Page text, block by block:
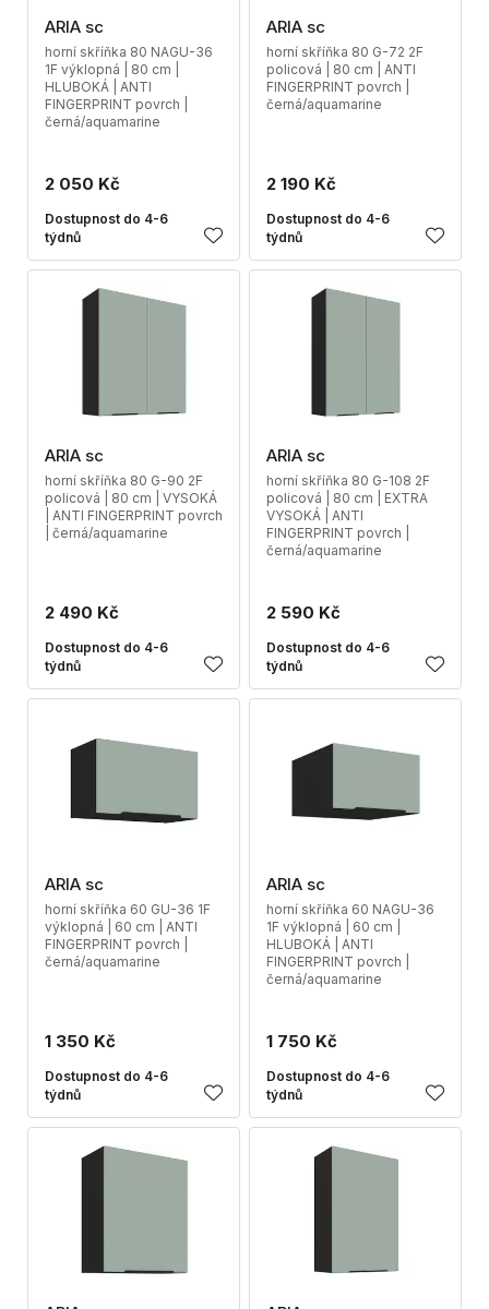
ARIA sc
horní skříňka 80 NAGU-36
1F výklopná | 80 cm |
HLUBOKÁ | ANTI
FINGERPRINT povrch |
černá/aquamarine
2 050 Kč
Dostupnost do 4-6
týdnů
ARIA sc
horní skříňka 80 G-72 2F
policová | 80 cm | ANTI
FINGERPRINT povrch |
černá/aquamarine
2 190 Kč
Dostupnost do 4-6
týdnů
ARIA sc
horní skříňka 80 G-90 2F
policová | 80 cm | VYSOKÁ
| ANTI FINGERPRINT povrch
| černá/aquamarine
2 490 Kč
Dostupnost do 4-6
týdnů
ARIA sc
horní skříňka 80 G-108 2F
policová | 80 cm | EXTRA
VYSOKÁ | ANTI
FINGERPRINT povrch |
černá/aquamarine
2 590 Kč
Dostupnost do 4-6
týdnů
ARIA sc
horní skříňka 60 GU-36 1F
výklopná | 60 cm | ANTI
FINGERPRINT povrch |
černá/aquamarine
1 350 Kč
Dostupnost do 4-6
týdnů
ARIA sc
horní skříňka 60 NAGU-36
1F výklopná | 60 cm |
HLUBOKÁ | ANTI
FINGERPRINT povrch |
černá/aquamarine
1 750 Kč
Dostupnost do 4-6
týdnů